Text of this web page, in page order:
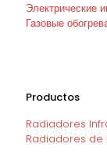
Электрические
Газовые
Productos
Radiadores
Radiadores de